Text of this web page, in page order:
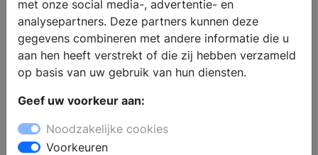
met onze social media-, advertentie- en
analysepartners. Deze partners kunnen deze
gegevens combineren met andere informatie die u
aan hen heeft verstrekt of die zij hebben verzameld
op basis van uw gebruik van hun diensten.
Geef uw voorkeur aan:
Noodzakelijke cookies
Voorkeuren